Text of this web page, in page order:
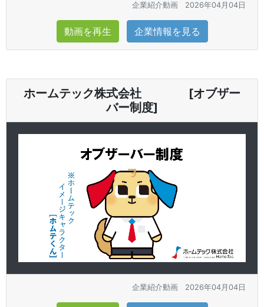
企業紹介動画 2026年04月04日
動画を再生 企業情報を見る
ホームテック株式会社 [オブザー
バー制度]
企業紹介動画 2026年04月04日